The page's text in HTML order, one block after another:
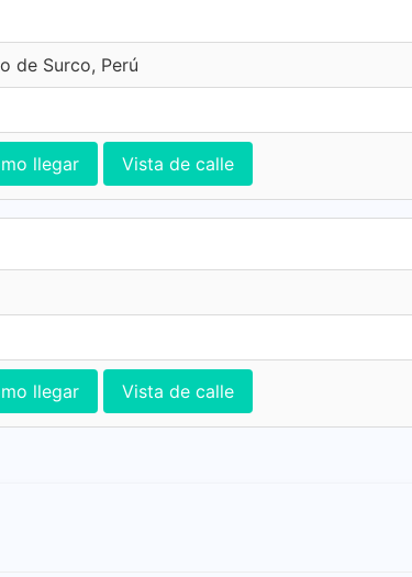
de Surco, Perú
llegar Vista de calle
llegar Vista de calle